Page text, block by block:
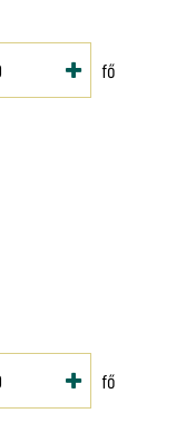
fő
fő